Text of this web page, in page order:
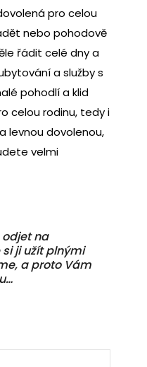
pro celou
nebo pohodově
řádit celé dny a
a služby s
pohodlí a klid
celou rodinu, tedy i
levnou dovolenou,
velmi
odjet na
ji užít plnými
a proto Vám